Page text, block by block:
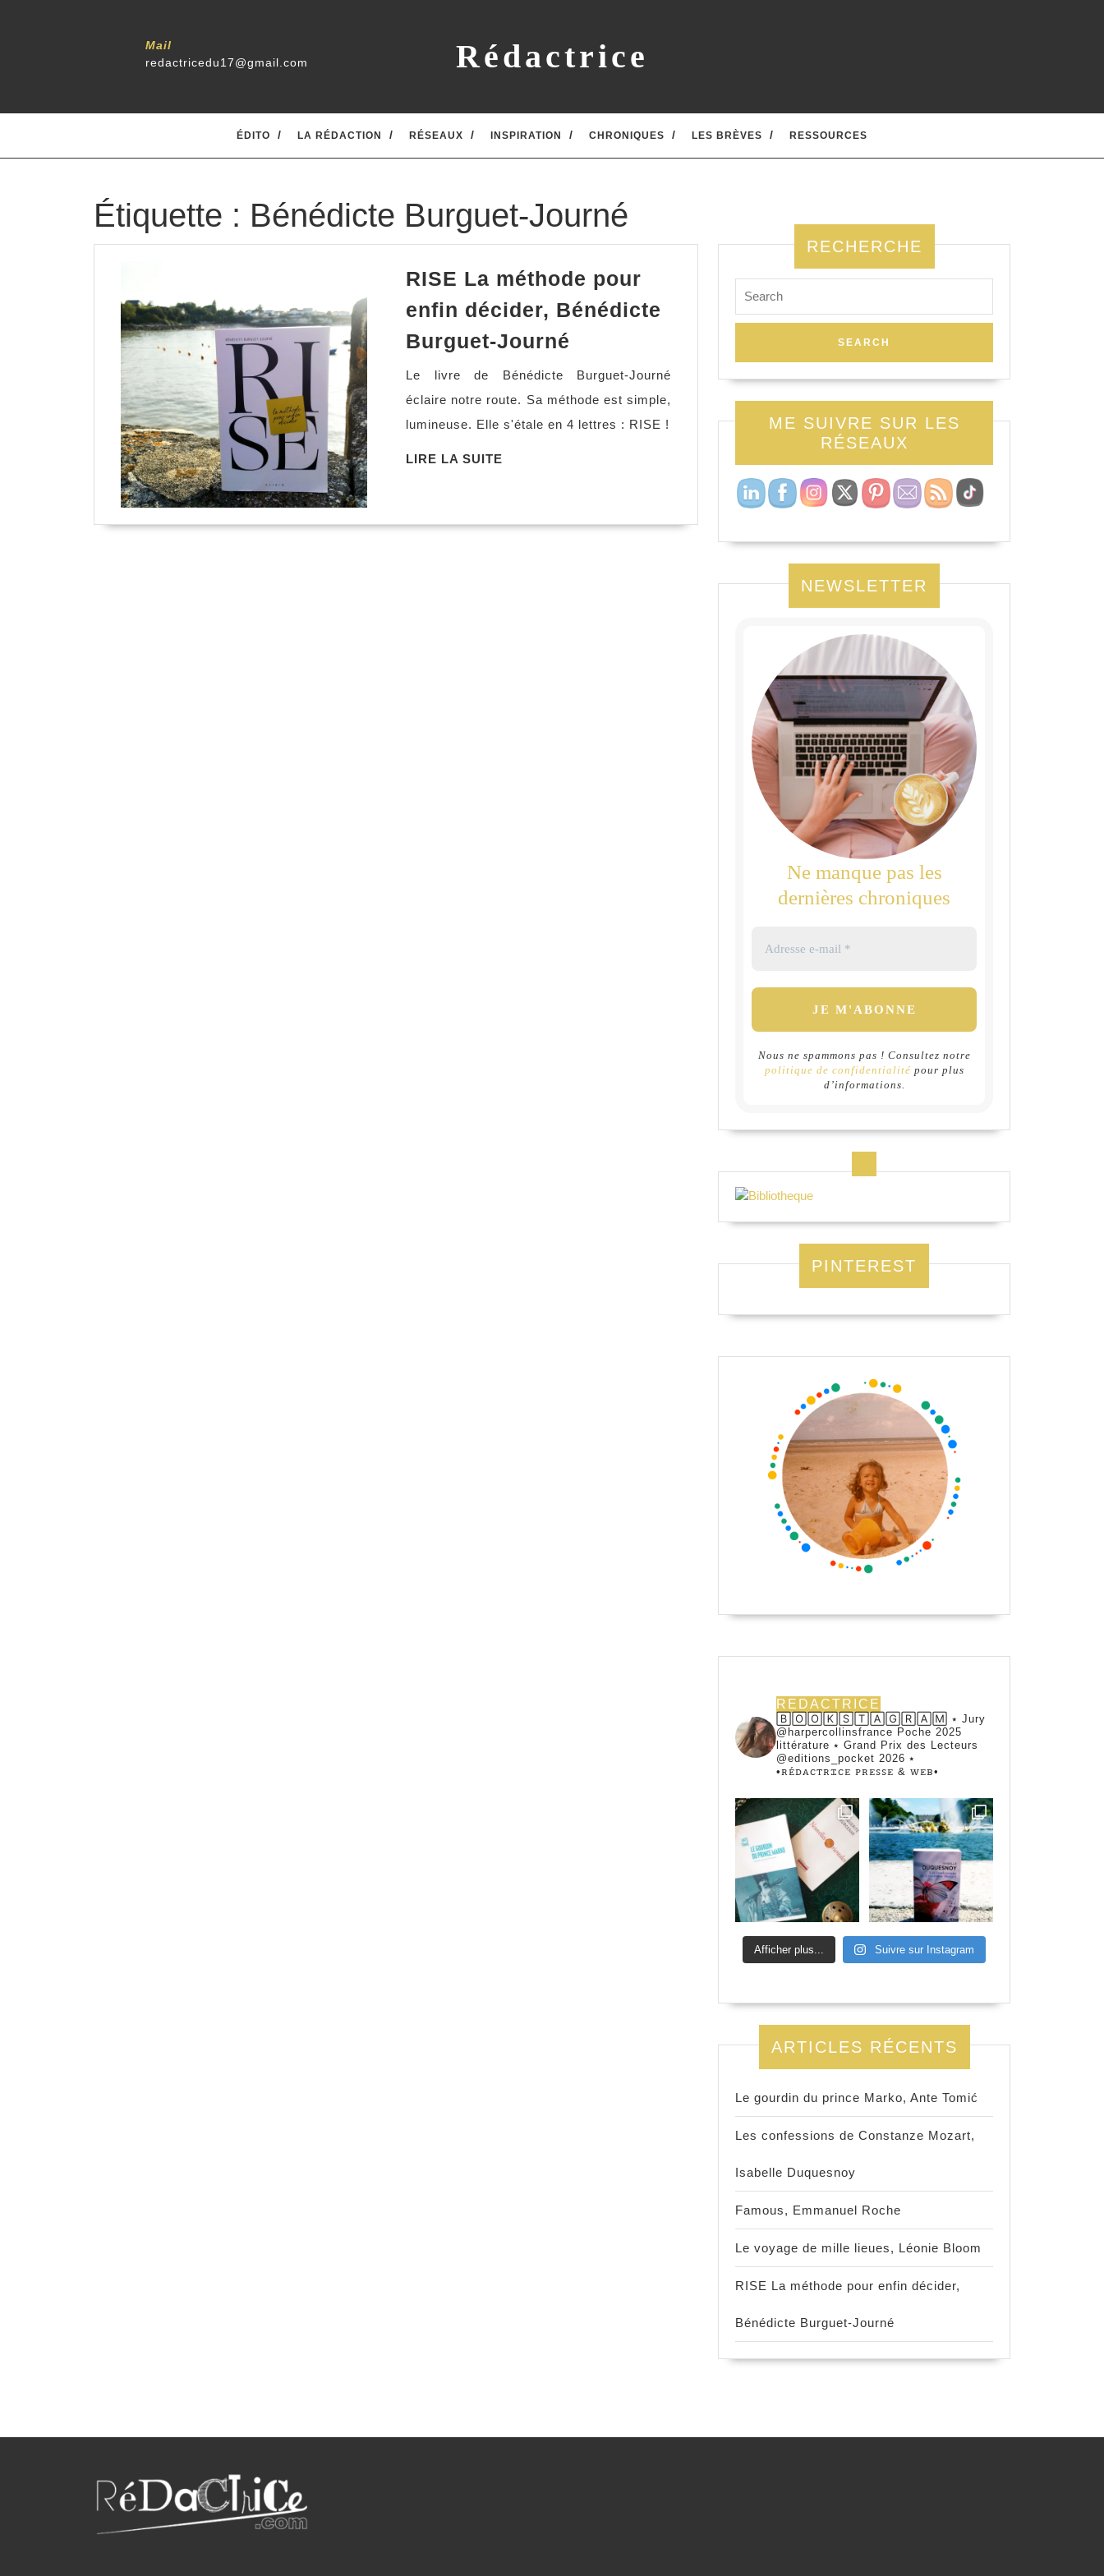
Mail
redactricedu17@gmail.com
Rédactrice
ÉDITO LA RÉDACTION RÉSEAUX INSPIRATION CHRONIQUES LES BRÈVES RESSOURCES
Étiquette : Bénédicte Burguet-Journé
RISE La méthode pour
enfin décider, Bénédicte
Burguet-Journé
méthode
pour
enfin
Journé
Le livre de Bénédicte Burguet-Journé
éclaire notre route. Sa méthode est simple,
lumineuse. Elle s'étale en 4 lettres : RISE !
LIRE LA SUITE
RECHERCHE
for:
ME SUIVRE SUR LES
RÉSEAUX
NEWSLETTER
Ne manque pas les
dernières chroniques
Nous ne spammons pas ! Consultez notre
politique de confidentialité pour plus
d’informations.
PINTEREST
REDACTRICE
🄱🄾🄾🄺🅂🅃🄰🄶🅁🄰🄼 ⭑ Jury
@harpercollinsfrance Poche 2025
littérature ⭑ Grand Prix des Lecteurs
@editions_pocket 2026 ⭑
•ꭱꭼ́ꭰꭺꮯꭲꭱꮖꮯꭼ ꮲꭱꭼꮪꮪꭼ & ꮃꭼᏼ•
Afficher plus... Suivre sur Instagram
ARTICLES RÉCENTS
Le gourdin du prince Marko, Ante Tomić
Les confessions de Constanze Mozart,
Isabelle Duquesnoy
Famous, Emmanuel Roche
Le voyage de mille lieues, Léonie Bloom
RISE La méthode pour enfin décider,
Bénédicte Burguet-Journé